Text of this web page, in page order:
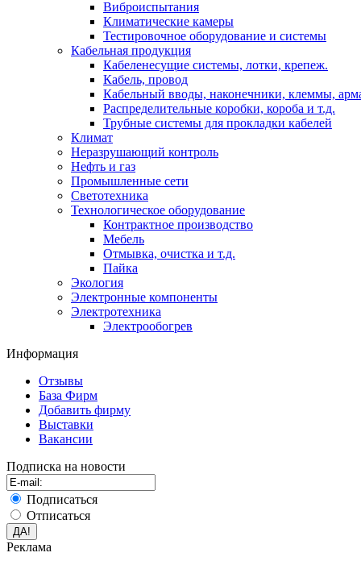
Виброиспытания
Климатические камеры
Тестировочное оборудование и системы
Кабельная продукция
Кабеленесущие системы, лотки, крепеж.
Кабель, провод
Кабельный вводы, наконечники, клеммы,
Распределительные коробки, короба и т.д.
Трубные системы для прокладки кабелей
Климат
Неразрушающий контроль
Нефть и газ
Промышленные сети
Светотехника
Технологическое оборудование
Контрактное производство
Мебель
Отмывка, очистка и т.д.
Пайка
Экология
Электронные компоненты
Электротехника
Электрообогрев
Информация
Отзывы
База Фирм
Добавить фирму
Выставки
Вакансии
Подписка на новости
Подписаться
Отписаться
Реклама